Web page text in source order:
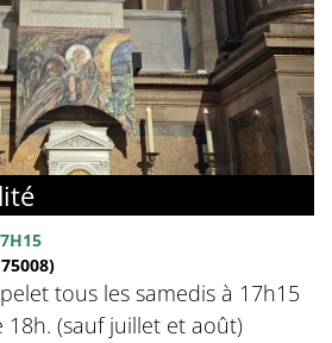
tous les samedis à 17h15
18h. (sauf juillet et août)